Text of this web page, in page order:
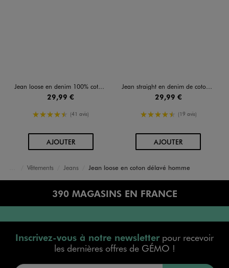
Jean loose en denim 100% coton homme
29,99 €
4.5/5 de moyenne
(41 avis)
AJOUTERAU PANIER
Jean straight en denim de coton stretch délavé homme
29,99 €
4.5/5 de moyenne
(19 avis)
AJOUTERAU PANIER
Vêtements Jeans Jean loose en coton délavé homme
390 MAGASINS EN FRANCE
Inscrivez-vous à notre newsletterpour recevoir
les dernières offres de GÉMO !